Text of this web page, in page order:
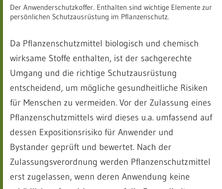
Der Anwenderschutzkoffer. Enthalten sind wichtige Elemente zur
persönlichen Schutzausrüstung im Pflanzenschutz.
Da Pflanzenschutzmittel biologisch und chemisch
wirksame Stoffe enthalten, ist der sachgerechte
Umgang und die richtige Schutzausrüstung
entscheidend, um mögliche gesundheitliche Risiken
für Menschen zu vermeiden. Vor der Zulassung eines
Pflanzenschutzmittels wird dieses u.a. umfassend auf
dessen Expositionsrisiko für Anwender und
Bystander geprüft und bewertet. Nach der
Zulassungsverordnung werden Pflanzenschutzmittel
erst zugelassen, wenn deren Anwendung keine